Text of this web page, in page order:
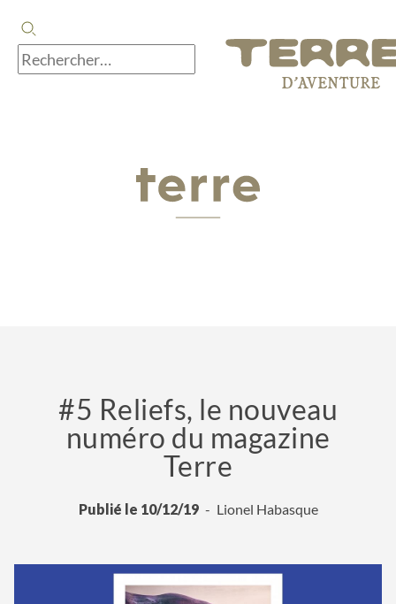
#5 Reliefs, le nouveau
numéro du magazine
Terre
Publié le 10/12/19 Lionel Habasque